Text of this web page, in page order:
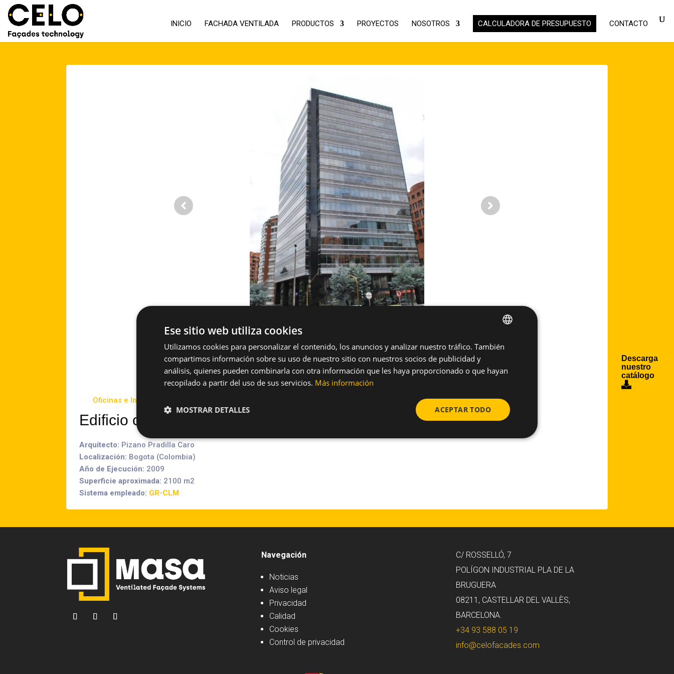
INICIO FACHADA VENTILADA PRODUCTOS PROYECTOS NOSOTROS CALCULADORA DE PRESUPUESTO CONTACTO
Oficinas e Industrial
Edificio calle 63 Squadra
Arquitecto: Pizano Pradilla Caro
Localización: Bogota (Colombia)
Año de Ejecución: 2009
Superficie aproximada: 2100 m2
Sistema empleado: GR-CLM
Navegación
Noticias
Aviso legal
Privacidad
Calidad
Cookies
Control de privacidad
C/ ROSSELLÓ, 7
POLÍGON INDUSTRIAL PLA DE LA
BRUGUERA
08211, CASTELLAR DEL VALLÈS,
BARCELONA.
+34 93 588 05 19
info@celofacades.com
Descarga
nuestro
catálogo
SPANISH
Ese sitio web utiliza cookies
Utilizamos cookies para personalizar el contenido, los anuncios y analizar nuestro tráfico. También
compartimos información sobre su uso de nuestro sitio con nuestros socios de publicidad y
análisis, quienes pueden combinarla con otra información que les haya proporcionado o que hayan
recopilado a partir del uso de sus servicios. Más información
ACEPTAR TODO
MOSTRAR DETALLES